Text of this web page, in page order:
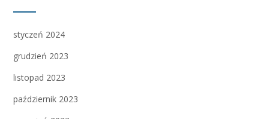
styczeń 2024
grudzień 2023
listopad 2023
październik 2023